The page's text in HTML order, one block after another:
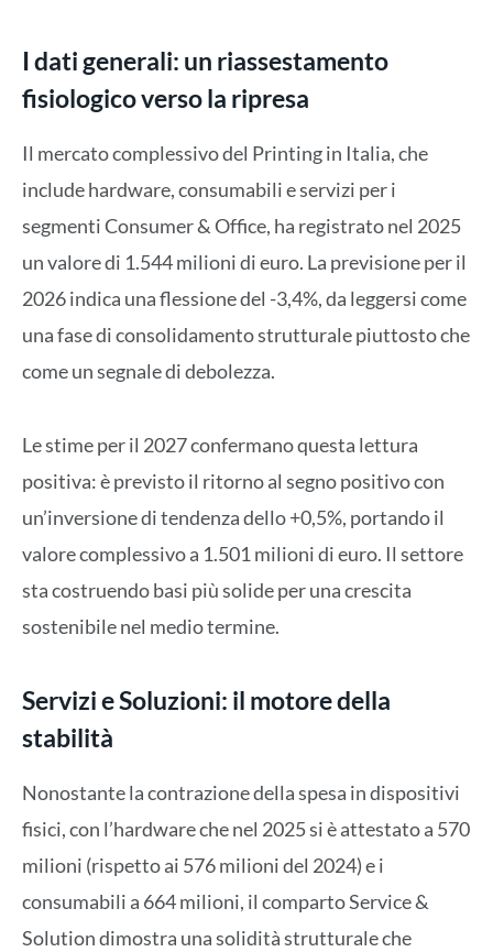
I dati generali: un riassestamento
fisiologico verso la ripresa
Il mercato complessivo del Printing in Italia, che
include hardware, consumabili e servizi per i
segmenti Consumer & Office, ha registrato nel 2025
un valore di 1.544 milioni di euro. La previsione per il
2026 indica una flessione del -3,4%, da leggersi come
una fase di consolidamento strutturale piuttosto che
come un segnale di debolezza.
Le stime per il 2027 confermano questa lettura
positiva: è previsto il ritorno al segno positivo con
un’inversione di tendenza dello +0,5%, portando il
valore complessivo a 1.501 milioni di euro. Il settore
sta costruendo basi più solide per una crescita
sostenibile nel medio termine.
Servizi e Soluzioni: il motore della
stabilità
Nonostante la contrazione della spesa in dispositivi
fisici, con l’hardware che nel 2025 si è attestato a 570
milioni (rispetto ai 576 milioni del 2024) e i
consumabili a 664 milioni, il comparto Service &
Solution dimostra una solidità strutturale che